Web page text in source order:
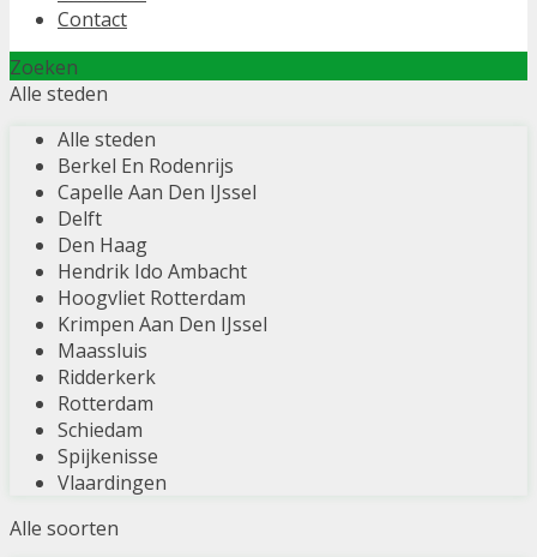
Contact
Zoeken
Alle steden
Alle steden
Berkel En Rodenrijs
Capelle Aan Den IJssel
Delft
Den Haag
Hendrik Ido Ambacht
Hoogvliet Rotterdam
Krimpen Aan Den IJssel
Maassluis
Ridderkerk
Rotterdam
Schiedam
Spijkenisse
Vlaardingen
Alle soorten